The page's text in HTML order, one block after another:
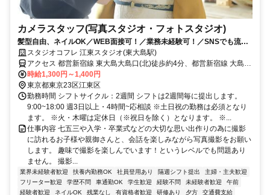
カメラスタッフ(写真スタジオ・フォトスタジオ)
髪型自由、ネイルOK／WEB面接可！／業務未経験可！／SNSでも流行
っているかわいい雰囲気のお店／週3日～可／社員割引あり／専門学校
などで教わる技術が無料で身につけられます！
スタジオコフレ 江東スタジオ(東大島駅)
アクセス 都営新宿線 東大島大島口(北)徒歩約4分、都営新宿線 大島
（東京都）A5口徒歩約15分、都営新宿線 西大島A3口徒歩約26分
時給1,300円～1,400円
東京都東京23区江東区
勤務時間 シフトサイクル：2週間 シフトは2週間毎に提出します。
9:00~18:00 週3日以上・4時間~応相談 ※土日祝の勤務は必須となり
ます。 ※火・木曜は定休日（※祝日を除く）となります。 ※...
仕事内容 七五三や入学・卒業式などの大切な思い出作りの為に撮影
に訪れるお子様や親御さんと、会話を楽しみながら写真撮影をお願い
します。 趣味で撮影を楽しんでいます！というレベルでも問題あり
ません。 撮影...
業界未経験者歓迎 扶養内勤務OK 社員登用あり 隔週シフト提出
主婦・主夫歓迎
フリーター歓迎
学歴不問 車通勤OK 学生歓迎 経験不問 未経験者歓迎
午前
経験者歓迎
ネイルOK 残業なし 有資格者歓迎 研修あり 夕方 交通費支給